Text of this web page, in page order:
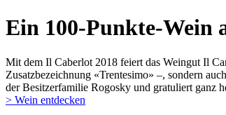
Ein 100-Punkte-Wein
Mit dem Il Caberlot 2018 feiert das Weingut Il
Zusatzbezeichnung «Trentesimo» –, sondern
der Besitzerfamilie Rogosky und gratuliert ganz
> Wein entdecken